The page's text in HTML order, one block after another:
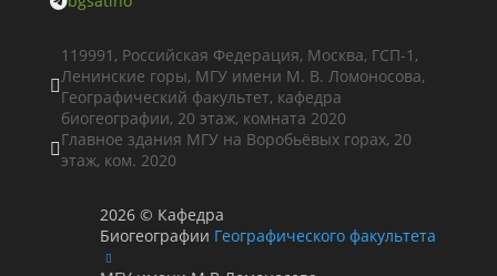

119991, Российская Федерация, Москва, ГСП-1,
Ленинские горы, МГУ имени М. В. Ломоносова,
Географический факультет, кафедра
биогеографии, 20 этаж, комната 2020
Главное здания МГУ на Воробьёвых горах, 20
этаж, ком. 2020
2026 © Кафедра
Биогеографии Географического факультета